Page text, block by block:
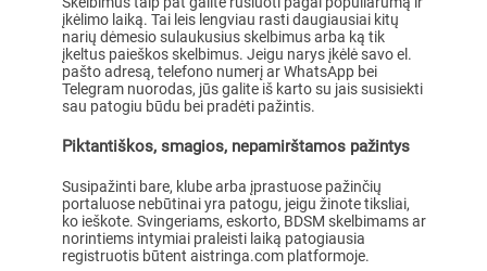
įkėlimo laiką. Tai leis lengviau rasti daugiausiai kitų
narių dėmesio sulaukusius skelbimus arba ką tik
įkeltus paieškos skelbimus. Jeigu narys įkėlė savo el.
pašto adresą, telefono numerį ar WhatsApp bei
Telegram nuorodas, jūs galite iš karto su jais susisiekti
sau patogiu būdu bei pradėti pažintis.
Piktantiškos, smagios, nepamirštamos pažintys
Susipažinti bare, klube arba įprastuose pažinčių
portaluose nebūtinai yra patogu, jeigu žinote tiksliai,
ko ieškote. Svingeriams, eskorto, BDSM skelbimams ar
norintiems intymiai praleisti laiką patogiausia
registruotis būtent aistringa.com platformoje.